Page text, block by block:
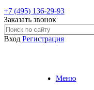
+7 (495) 136-29-93
Заказать звонок
Вход Регистрация
Меню